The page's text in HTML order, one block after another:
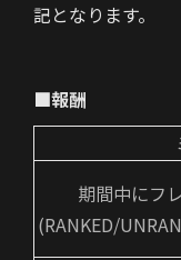
記となります。
■報酬
期間中にフ
(RANKED/